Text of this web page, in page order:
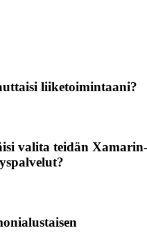
liiketoimintaani?
valita teidän Xamarin-